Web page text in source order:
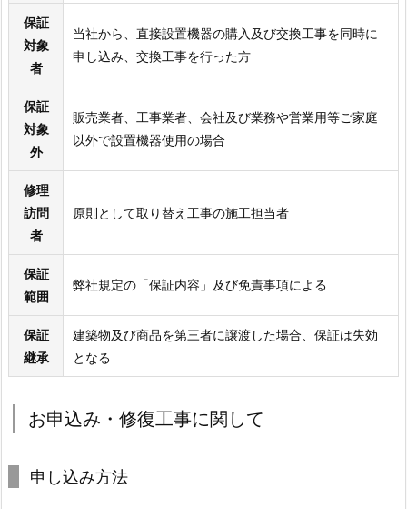
保証
対象
者
当社から、直接設置機器の購入及び交換工事を同時に
申し込み、交換工事を行った方
保証
対象
外
販売業者、工事業者、会社及び業務や営業用等ご家庭
以外で設置機器使用の場合
修理
訪問
者
原則として取り替え工事の施工担当者
保証
範囲
弊社規定の「保証内容」及び免責事項による
保証
継承
建築物及び商品を第三者に譲渡した場合、保証は失効
となる
お申込み・修復工事に関して
申し込み方法